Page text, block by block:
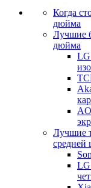
Когда
дюйма
Лучшие
дюйма
LG
Лучшие
средней
LG